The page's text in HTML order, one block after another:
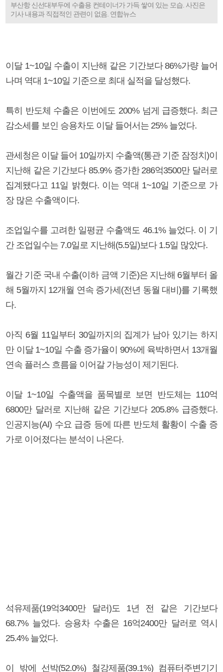
부산항 신선대부두에 수출용 컨테이너가 가득 쌓여 있는 모습. 사진은
기사 내용과 직접적인 관련이 없음. 연합뉴스
이달 1~10일 수출이 지난해 같은 기간보다 86%가량 늘어
나며 역대 1~10일 기준으로 최대 실적을 달성했다.
특히 반도체 수출은 이번에도 200% 넘게 급증했다. 최근
감소세를 보인 승용차도 이달 들어서는 25% 늘었다.
관세청은 이달 들어 10일까지 수출액(통관 기준 잠정치)이
지난해 같은 기간보다 85.9% 증가한 286억3500만 달러로
집계됐다고 11일 밝혔다. 이는 역대 1~10일 기준으로 가
장 많은 수출액이다.
조업일수를 고려한 일평균 수출액도 46.1% 늘었다. 이 기
간 조업일수는 7.0일로 지난해(5.5일)보다 1.5일 많았다.
월간 기준 국내 수출(이하 금액 기준)은 지난해 6월부터 올
해 5월까지 12개월 연속 증가세(전년 동월 대비)를 기록했
다.
아직 6월 11일부터 30일까지의 집계가 남아 있기는 하지
만 이달 1~10일 수출 증가율이 90%에 육박하면서 13개월
연속 플러스 흐름을 이어갈 가능성이 제기된다.
이달 1~10일 수출액을 품목별로 보면 반도체는 110억
6800만 달러로 지난해 같은 기간보다 205.8% 급증했다.
인공지능(AI) 수요 급증 등에 따른 반도체 활황이 수출 증
가로 이어졌다는 분석이 나온다.
석유제품(19억3400만 달러)도 1년 전 같은 기간보다
68.7% 늘었다. 승용차 수출은 16억2400만 달러로 역시
25.4% 늘었다.
이 밖에 선박(52.0%) 철강제품(39.1%) 컴퓨터주변기기